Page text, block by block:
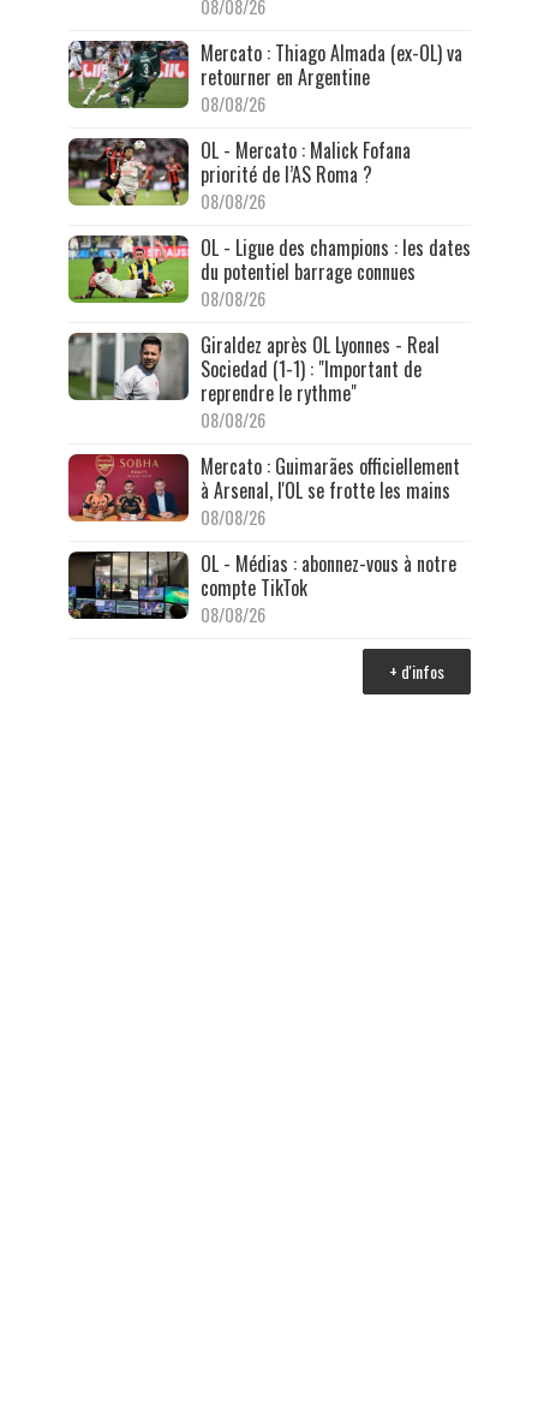
08/08/26
Mercato : Thiago Almada (ex-OL) va
retourner en Argentine
08/08/26
OL - Mercato : Malick Fofana
priorité de l’AS Roma ?
08/08/26
OL - Ligue des champions : les dates
du potentiel barrage connues
08/08/26
Giraldez après OL Lyonnes - Real
Sociedad (1-1) : "Important de
reprendre le rythme"
08/08/26
Mercato : Guimarães officiellement
à Arsenal, l'OL se frotte les mains
08/08/26
OL - Médias : abonnez-vous à notre
compte TikTok
08/08/26
+ d'infos